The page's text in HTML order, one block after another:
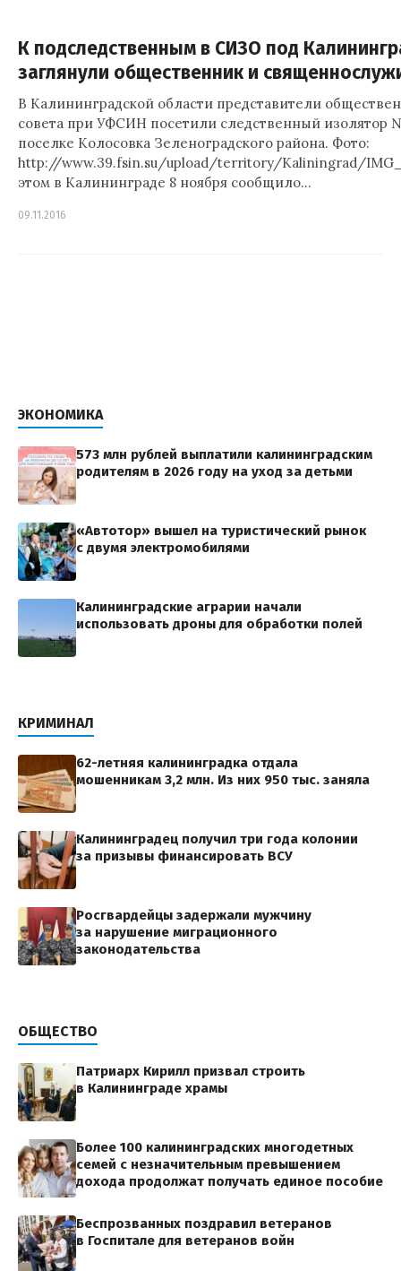
К подследственным в СИЗО под
заглянули общественник и
В Калининградской области представители
совета при УФСИН посетили следственный изолятор
поселке Колосовка Зеленоградского района. Фото:
http://www.39.fsin.su/upload/territory/Kaliningrad/
этом в Калининграде 8 ноября сообщило…
09.11.2016
ЭКОНОМИКА
573 млн рублей выплатили калининградским
родителям в 2026 году на уход за детьми
«Автотор» вышел на туристический рынок
с двумя электромобилями
Калининградские аграрии начали
использовать дроны для обработки полей
КРИМИНАЛ
62-летняя калининградка отдала
мошенникам 3,2 млн. Из них 950 тыс. заняла
Калининградец получил три года колонии
за призывы финансировать ВСУ
Росгвардейцы задержали мужчину
за нарушение миграционного
законодательства
ОБЩЕСТВО
Патриарх Кирилл призвал строить
в Калининграде храмы
Более 100 калининградских многодетных
семей с незначительным превышением
дохода продолжат получать единое пособие
Беспрозванных поздравил ветеранов
в Госпитале для ветеранов войн